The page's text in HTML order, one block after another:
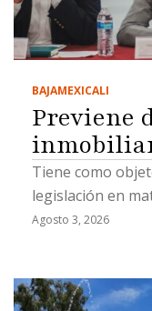
BAJAMEXICALI
Previene
Tiene como
legislación en
Agosto 3, 2026